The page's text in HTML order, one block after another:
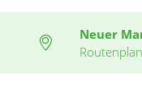
Neuer